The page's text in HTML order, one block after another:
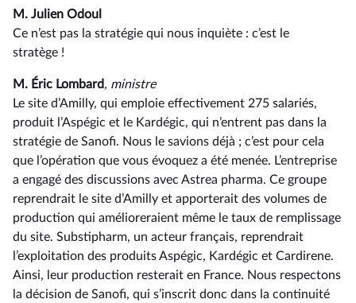
M. Julien Odoul
Ce n’est pas la stratégie qui nous inquiète : c’est le
stratège !
M. Éric Lombard, ministre
Le site d’Amilly, qui emploie effectivement 275 salariés,
produit l’Aspégic et le Kardégic, qui n’entrent pas dans la
stratégie de Sanofi. Nous le savions déjà ; c’est pour cela
que l’opération que vous évoquez a été menée. L’entreprise
a engagé des discussions avec Astrea pharma. Ce groupe
reprendrait le site d’Amilly et apporterait des volumes de
production qui amélioreraient même le taux de remplissage
du site. Substipharm, un acteur français, reprendrait
l’exploitation des produits Aspégic, Kardégic et Cardirene.
Ainsi, leur production resterait en France. Nous respectons
la décision de Sanofi, qui s’inscrit donc dans la continuité